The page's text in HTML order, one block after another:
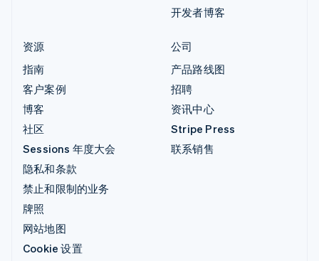
开发者博客
资源
指南
客户案例
博客
社区
Sessions 年度大会
隐私和条款
禁止和限制的业务
牌照
网站地图
Cookie 设置
公司
产品路线图
招聘
资讯中心
Stripe Press
联系销售